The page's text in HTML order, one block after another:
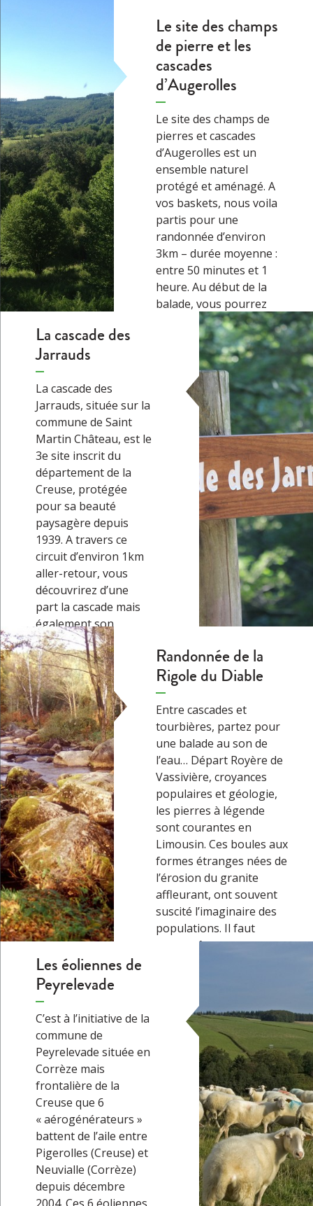
Le site des champs
de pierre et les
cascades
d’Augerolles
Le site des champs de
pierres et cascades
d’Augerolles est un
ensemble naturel
protégé et aménagé. A
vos baskets, nous voila
partis pour une
randonnée d’environ
3km – durée moyenne :
entre 50 minutes et 1
heure. Au début de la
balade, vous pourrez
découvrir l’atelier de
taille de pierre qui
comprend massette,
pioche, ciseau. Ensuite,
vous passerez l’ancienne
carrière, franchirez le
pont-planches et
emprunterez d’anciens
chemins creux bordés de
murets qui…→
La cascade des
Jarrauds
La cascade des
Jarrauds, située sur la
commune de Saint
Martin Château, est le
3e site inscrit du
département de la
Creuse, protégée
pour sa beauté
paysagère depuis
1939. A travers ce
circuit d’environ 1km
aller-retour, vous
découvrirez d’une
part la cascade mais
également son
histoire : les
premières
expérimentations
locales et le transport
d’électricité jusqu’à
Bourganeuf qui fut
en 1889 la première
ville en France à
utiliser de l’électricité
produite…→
Randonnée de la
Rigole du Diable
Entre cascades et
tourbières, partez pour
une balade au son de
l’eau… Départ Royère de
Vassivière, croyances
populaires et géologie,
les pierres à légende
sont courantes en
Limousin. Ces boules aux
formes étranges nées de
l’érosion du granite
affleurant, ont souvent
suscité l’imaginaire des
populations. Il faut
reconnaître que ces
été lancées par des
géants ou enfantées par
Les éoliennes de
Peyrelevade
C’est à l’initiative de la
commune de
Peyrelevade située en
Corrèze mais
frontalière de la
Creuse que 6
« aérogénérateurs »
battent de l’aile entre
Pigerolles (Creuse) et
Neuvialle (Corrèze)
depuis décembre